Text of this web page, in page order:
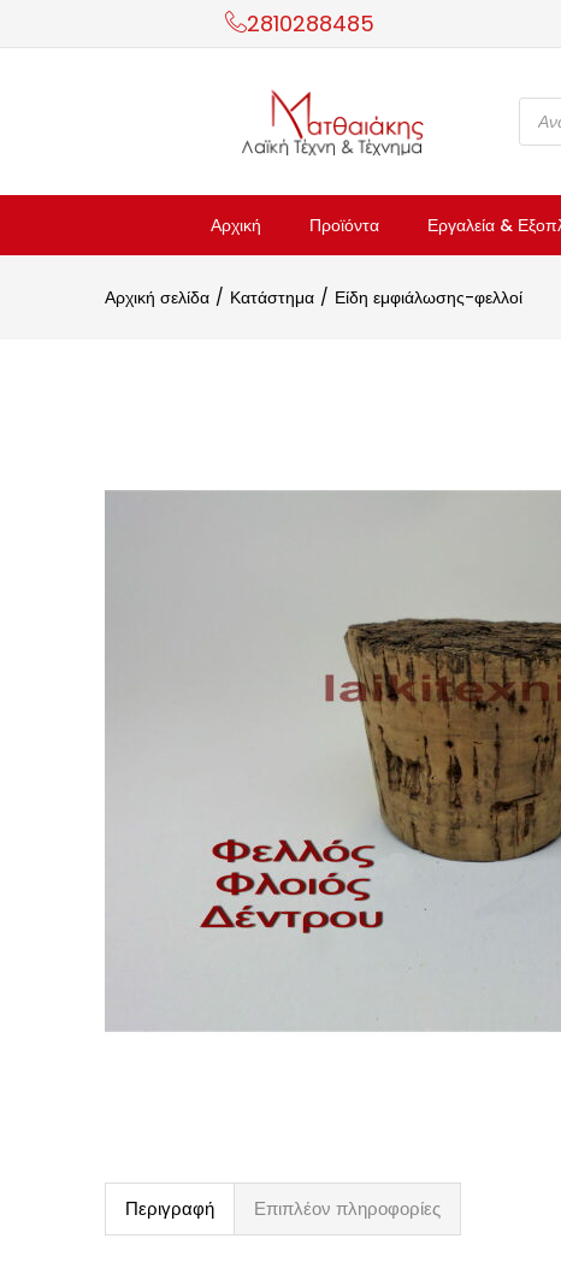
2810288485
Αρχική Προϊόντα Εργαλεία &
Αρχική σελίδα Κατάστημα Είδη εμφιάλωσης-φελλοί
Περιγραφή Επιπλέον πληροφορίες